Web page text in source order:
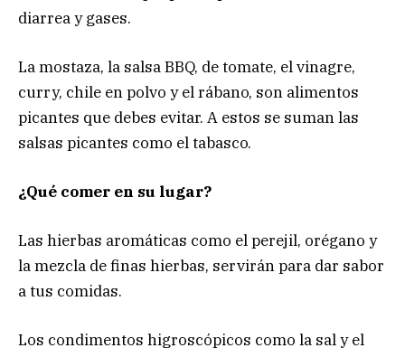
diarrea y gases.
La mostaza, la salsa BBQ, de tomate, el vinagre,
curry, chile en polvo y el rábano, son alimentos
picantes que debes evitar. A estos se suman las
salsas picantes como el tabasco.
¿Qué comer en su lugar?
Las hierbas aromáticas como el perejil, orégano y
la mezcla de finas hierbas, servirán para dar sabor
a tus comidas.
Los condimentos higroscópicos como la sal y el